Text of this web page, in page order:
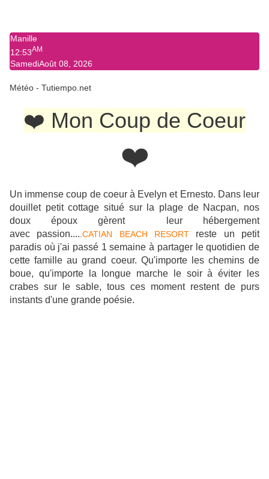
Manille
12:53AM
SamediAoût 08, 2026
Météo - Tutiempo.net
❤️ Mon Coup de Coeur
❤️
Un immense coup de coeur à Evelyn et Ernesto. Dans leur
douillet petit cottage situé sur la plage de Nacpan, nos
doux époux gèrent leur hébergement
avec passion.... .CATIAN BEACH RESORT
reste un petit
paradis où j'ai passé 1 semaine à partager le quotidien de
cette famille au grand coeur. Qu'importe les chemins de
boue, qu'importe la longue marche le soir à éviter les
crabes sur le sable, tous ces moment restent de purs
instants d'une grande poésie.